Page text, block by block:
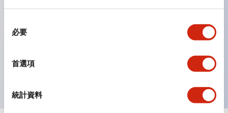
必要
首選項
統計資料
產品。
採用新型LED，提高可視性，符合ISO規定的安全色
導電部位採用安全的IP20防指保護結構